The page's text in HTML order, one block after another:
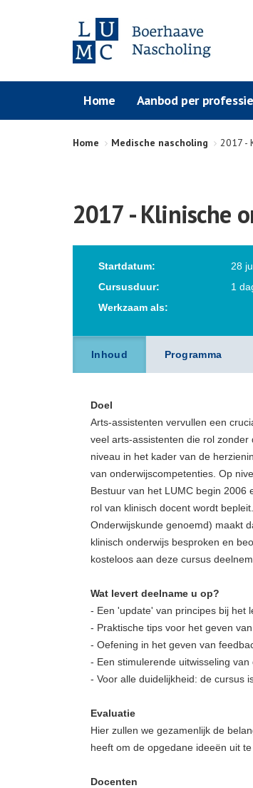
Home Aanbod per professie
Home Medische nascholing 2017 -
2017 - Klinische
Startdatum:
28
Cursusduur:
1
Werkzaam als:
Inhoud Programma
Doel
Arts-assistenten vervullen een
veel arts-assistenten die rol
niveau in het kader van de
van onderwijscompetenties. Op
Bestuur van het LUMC begin 2006
rol van klinisch docent wordt
Onderwijskunde genoemd) maakt
klinisch onderwijs besproken en
kosteloos aan deze cursus
Wat levert deelname u op?
- Een 'update' van principes bij het
- Praktische tips voor het geven
- Oefening in het geven van
- Een stimulerende uitwisseling
- Voor alle duidelijkheid: de cursus
Evaluatie
Hier zullen we gezamenlijk de
heeft om de opgedane ideeën uit
Docenten